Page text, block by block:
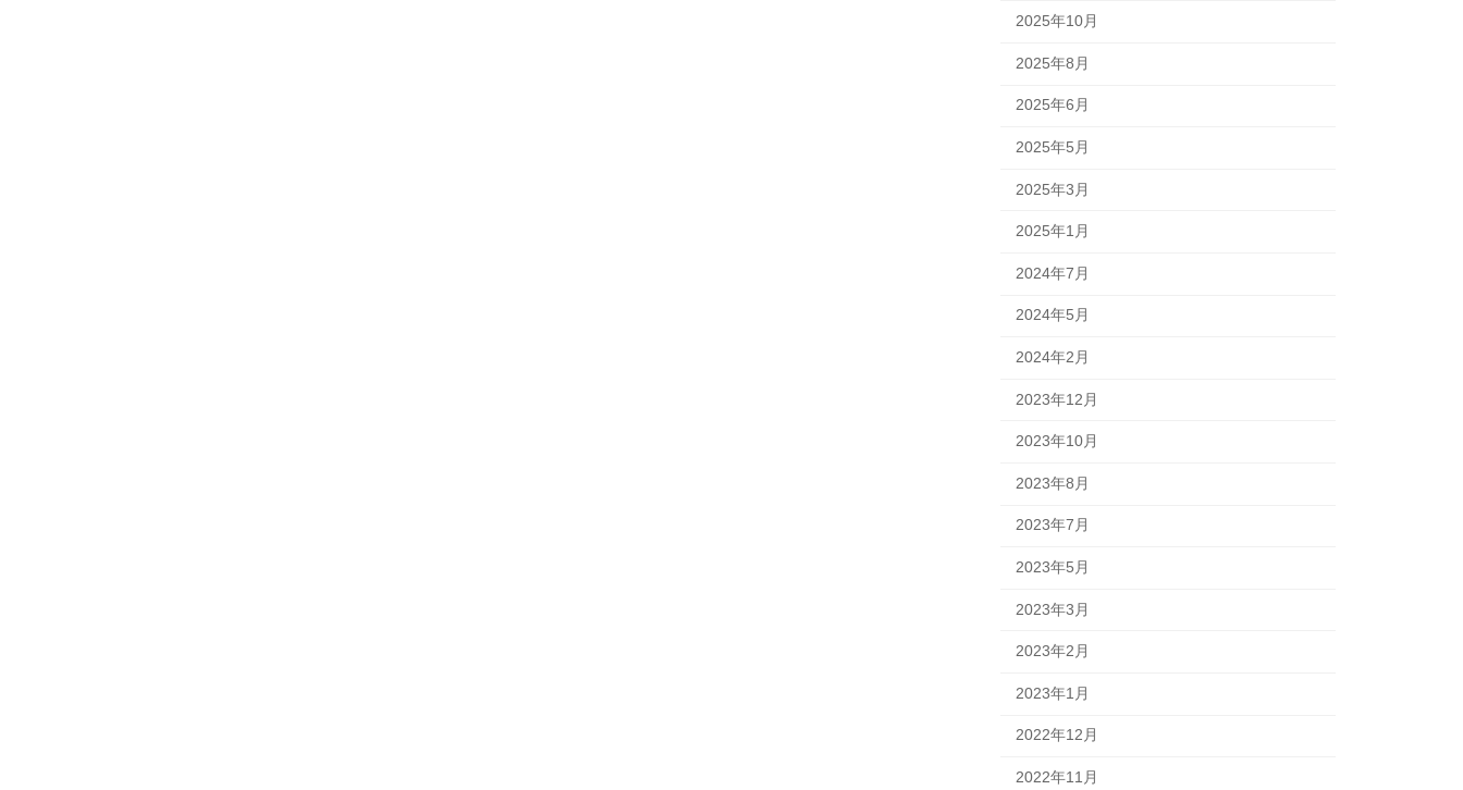
2025年10月
2025年8月
2025年6月
2025年5月
2025年3月
2025年1月
2024年7月
2024年5月
2024年2月
2023年12月
2023年10月
2023年8月
2023年7月
2023年5月
2023年3月
2023年2月
2023年1月
2022年12月
2022年11月